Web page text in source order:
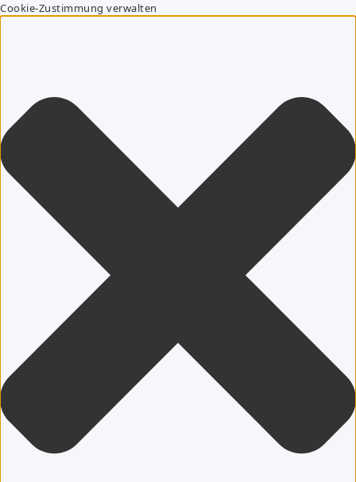
Cookie-Zustimmung verwalten